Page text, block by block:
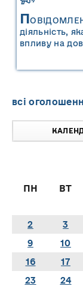
П
діяльність,
впливу на
всі
ПН ВТ
2
3
9
10
16
17
23
24